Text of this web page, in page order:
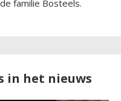
familie Bosteels.
in het nieuws